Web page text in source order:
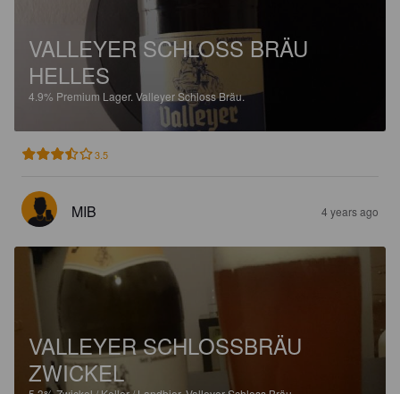
VALLEYER SCHLOSS BRÄU
HELLES
4.9% Premium Lager. Valleyer Schloss Bräu.
3.5
MIB 4 years ago
VALLEYER SCHLOSSBRÄU
ZWICKEL